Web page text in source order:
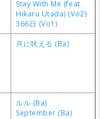
Stay With Me (feat.
Hikaru Utada) (Vo2)
366日 (Vo1)
月に吠える (Ba)
ルル (Ba)
September (Ba)